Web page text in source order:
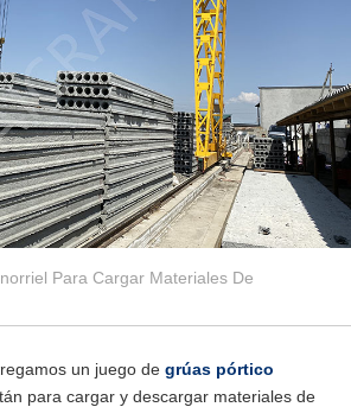
Para Cargar Materiales De
un juego de grúas pórtico
para cargar y descargar materiales de